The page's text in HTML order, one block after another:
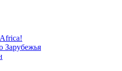
Зарубежья